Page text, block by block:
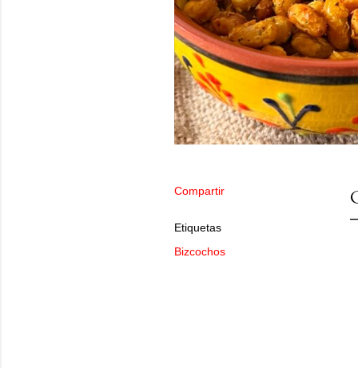
Compartir
Etiquetas
Bizcochos